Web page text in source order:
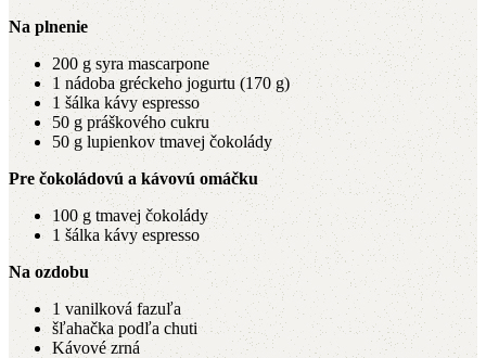
Na plnenie
200 g syra mascarpone
1 nádoba gréckeho jogurtu (170 g)
1 šálka kávy espresso
50 g práškového cukru
50 g lupienkov tmavej čokolády
Pre čokoládovú a kávovú omáčku
100 g tmavej čokolády
1 šálka kávy espresso
Na ozdobu
1 vanilková fazuľa
šľahačka podľa chuti
Kávové zrná